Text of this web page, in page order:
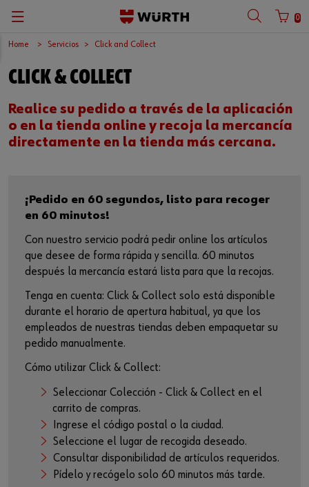
0
Volver
Numero de Socio
Contraseña
¿Olvidaste tu contraseña?
Recordar datos de inicio de sesión
Login
¿Quieres ser un cliente online?
Regístrese aquí en tres sencillos pasos para utilizar todas las
funciones de la tienda.
Ventas solo a clientes comerciales
Volver
Catálogos
Volver
Servicio Técnico de Máquinas
Donde Comprar
Despiece y Manuales
Renting de Maquinas
Biblioteca
Prescripción
Eprocurement
Libreria Técnica
Personalizacion Textil
Tiendas Outlet
Suscripcion Würth
Volver
Compliance
Direccion
Nuestra Empresa
Trabaja con Nosotros
Cuestionario Proveedores
Grupo Würth
Sectores
Volver
Localizador Tiendas
Ubicacion Tiendas
Volver
Español
Home Servicios Click and Collect
CLICK & COLLECT
Realice su pedido a través de la aplicación
o en la tienda online y recoja la mercancía
directamente en la tienda más cercana.
¡Pedido en 60 segundos, listo para recoger
en 60 minutos!
Con nuestro servicio podrá pedir online los artículos
que desee de forma rápida y sencilla. 60 minutos
después la mercancía estará lista para que la recojas.
Tenga en cuenta: Click & Collect solo está disponible
durante el horario de apertura habitual, ya que los
empleados de nuestras tiendas deben empaquetar su
pedido manualmente.
Cómo utilizar Click & Collect:
Seleccionar Colección - Click & Collect en el
carrito de compras.
Ingrese el código postal o la ciudad.
Seleccione el lugar de recogida deseado.
Consultar disponibilidad de artículos requeridos.
Pídelo y recógelo solo 60 minutos más tarde.